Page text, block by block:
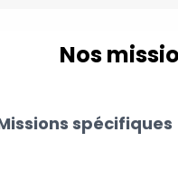
Nos
spécifiques